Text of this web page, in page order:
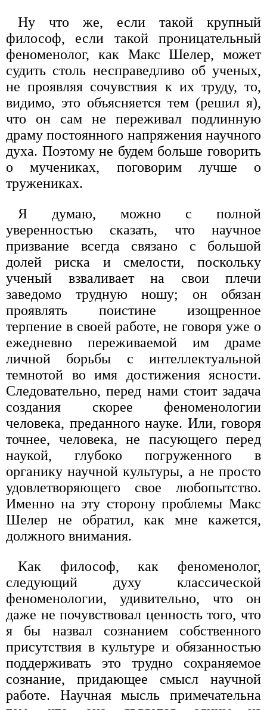
Ну что же, если такой крупный
философ, если такой проницательный
феноменолог, как Макс Шелер, может
судить столь несправедливо об ученых,
не проявляя сочувствия к их труду, то,
видимо, это объясняется тем (решил я),
что он сам не переживал подлинную
драму постоянного напряжения научного
духа. Поэтому не будем больше говорить
о мучениках, поговорим лучше о
тружениках.
Я думаю, можно с полной
уверенностью сказать, что научное
призвание всегда связано с большой
долей риска и смелости, поскольку
ученый взваливает на свои плечи
заведомо трудную ношу; он обязан
проявлять поистине изощренное
терпение в своей работе, не говоря уже о
ежедневно переживаемой им драме
личной борьбы с интеллектуальной
темнотой во имя достижения ясности.
Следовательно, перед нами стоит задача
создания скорее феноменологии
человека, преданного науке. Или, говоря
точнее, человека, не пасующего перед
наукой, глубоко погруженного в
органику научной культуры, а не просто
удовлетворяющего свое любопытство.
Именно на эту сторону проблемы Макс
Шелер не обратил, как мне кажется,
должного внимания.
Как философ, как феноменолог,
следующий духу классической
феноменологии, удивительно, что он
даже не почувствовал ценность того, что
я бы назвал сознанием собственного
присутствия в культуре и обязанностью
поддерживать это трудно сохраняемое
сознание, придающее смысл научной
работе. Научная мысль примечательна